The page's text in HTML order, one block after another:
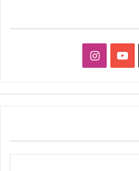
‫YouTubeانستقرام